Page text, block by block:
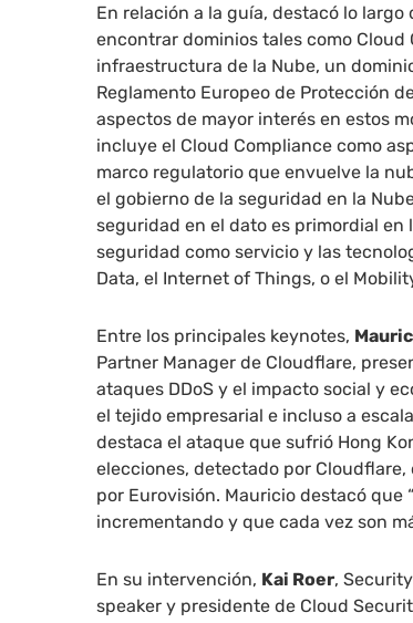
En relación a la guía, destacó lo largo
encontrar dominios tales como
infraestructura de la Nube, un
Reglamento Europeo de Protección
aspectos de mayor interés en estos
incluye el Cloud Compliance como
marco regulatorio que envuelve la
el gobierno de la seguridad en la
seguridad en el dato es primordial en
seguridad como servicio y las
Data, el Internet of Things, o el
Entre los principales keynotes,
Partner Manager de Cloudflare,
ataques DDoS y el impacto social y
el tejido empresarial e incluso a
destaca el ataque que sufrió Hong
elecciones, detectado por
por Eurovisión. Mauricio destacó que
incrementando y que cada vez son
En su intervención, Kai Roer,
speaker y presidente de Cloud